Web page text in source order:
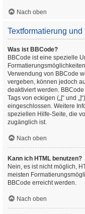
Nach oben
Textformatierung
Was ist BBCode?
BBCode ist eine spezielle
Verwendung von BBCode
vergeben, können jedoch
deaktiviert werden.
Tags von eckigen („[“ und
eingeschlossen. Weitere
speziellen Hilfe-Seite, die
zugänglich ist.
Nach oben
Kann ich HTML benutzen?
Nein, es ist nicht möglich,
meisten
BBCode erreicht werden.
Nach oben